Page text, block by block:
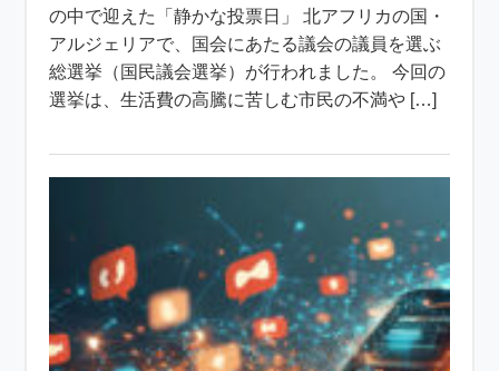
の中で迎えた「静かな投票日」 北アフリカの国・
アルジェリアで、国会にあたる議会の議員を選ぶ
総選挙（国民議会選挙）が行われました。 今回の
選挙は、生活費の高騰に苦しむ市民の不満や […]